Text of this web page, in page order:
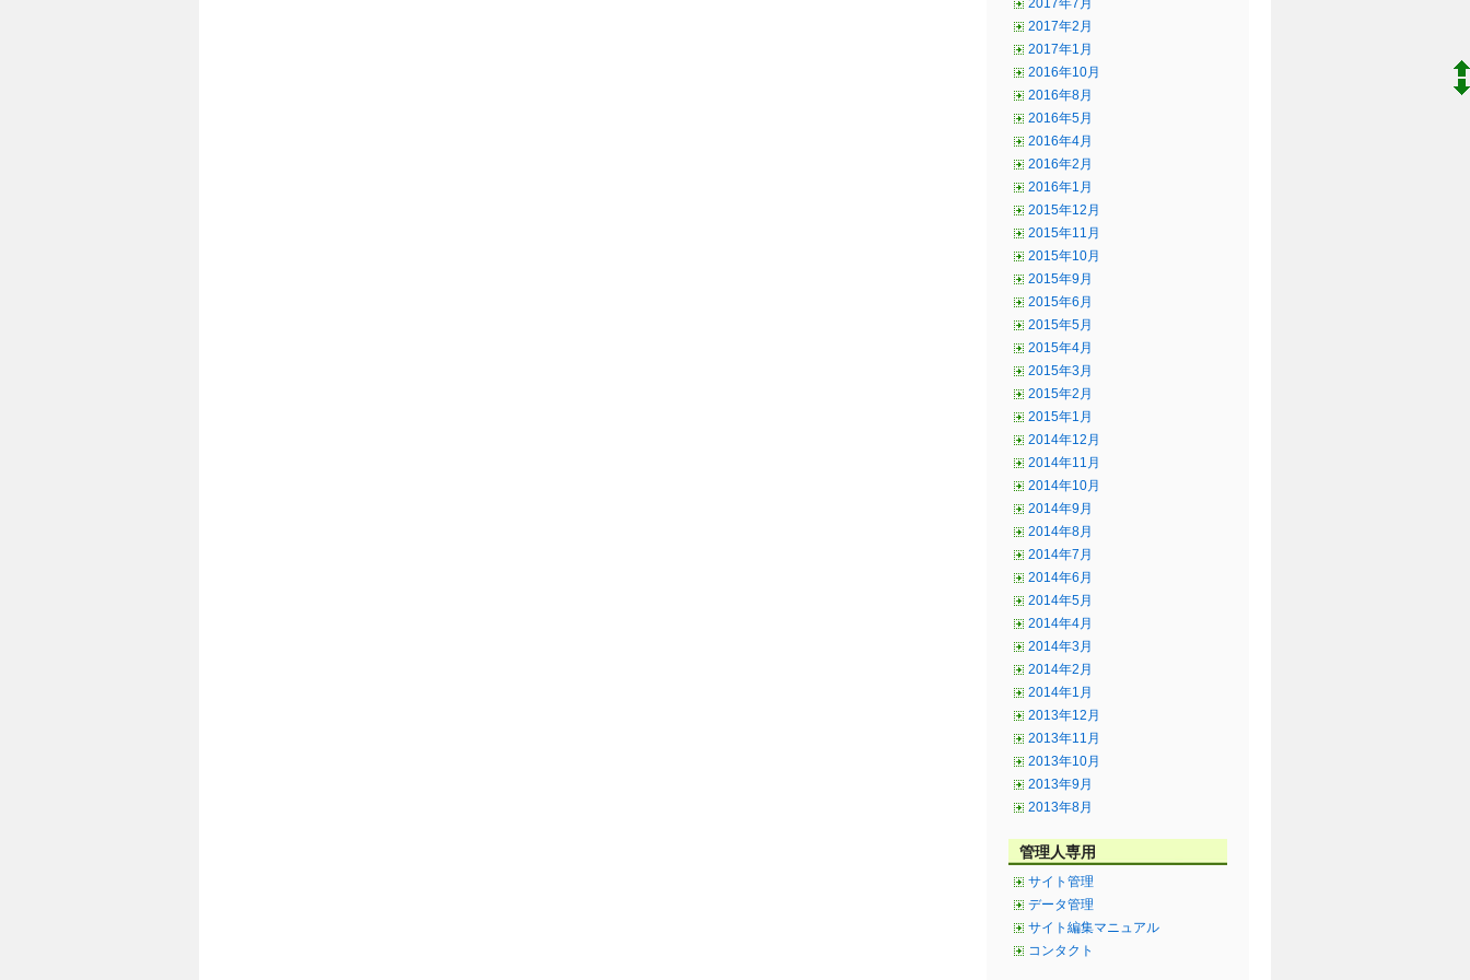
2017年7月
2017年2月
2017年1月
2016年10月
2016年8月
2016年5月
2016年4月
2016年2月
2016年1月
2015年12月
2015年11月
2015年10月
2015年9月
2015年6月
2015年5月
2015年4月
2015年3月
2015年2月
2015年1月
2014年12月
2014年11月
2014年10月
2014年9月
2014年8月
2014年7月
2014年6月
2014年5月
2014年4月
2014年3月
2014年2月
2014年1月
2013年12月
2013年11月
2013年10月
2013年9月
2013年8月
管理人専用
サイト管理
データ管理
サイト編集マニュアル
コンタクト